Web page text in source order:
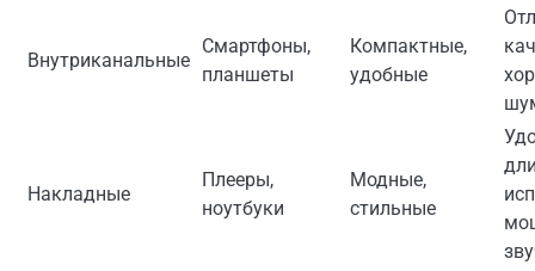
Внутриканальные
Смартфоны,
планшеты
Компактные,
удобные
Накладные
Плееры,
ноутбуки
Модные,
стильные